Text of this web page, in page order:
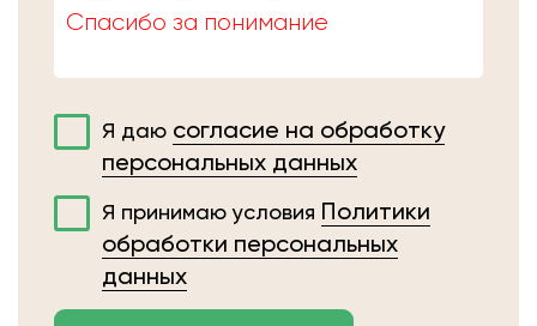
Спасибо за понимание
Я даю согласие на обработку
персональных данных
Я принимаю условия Политики
обработки персональных
данных